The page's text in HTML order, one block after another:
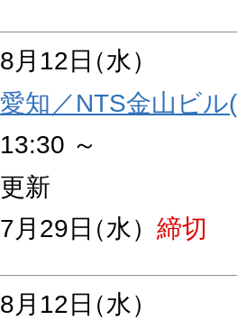
8月12日（水）
愛知／NTS金山ビ
13:30 ～
更新
7月29日（水） 締切
8月12日（水）